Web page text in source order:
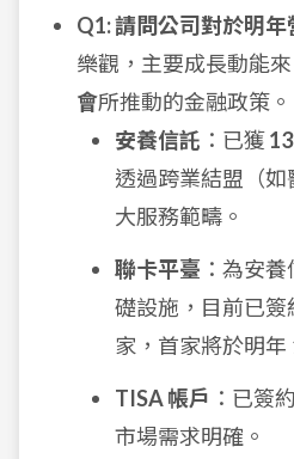
Q1: 請問公司對於明年
樂觀，主要成長動能
會所推動的金融政策。
安養信託 ：已獲13
透過跨業結盟（
大服務範疇。
聯卡平臺 ：為安
礎設施，目前已簽
家，首家將於明年
TISA 帳戶 ：已簽約
市場需求明確。